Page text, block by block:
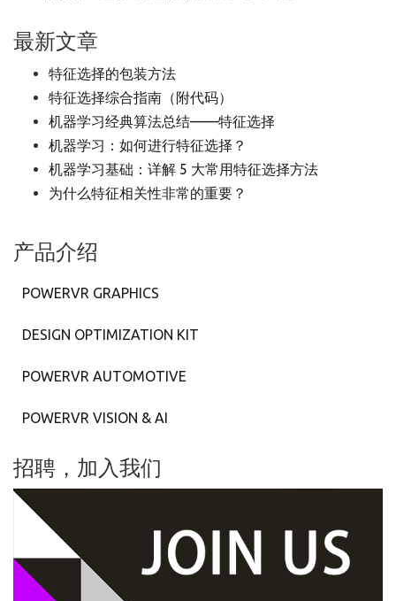
最新文章
特征选择的包装方法
特征选择综合指南（附代码）
机器学习经典算法总结——特征选择
机器学习：如何进行特征选择？
机器学习基础：详解 5 大常用特征选择方法
为什么特征相关性非常的重要？
产品介绍
POWERVR GRAPHICS
DESIGN OPTIMIZATION KIT
POWERVR AUTOMOTIVE
POWERVR VISION & AI
招聘，加入我们